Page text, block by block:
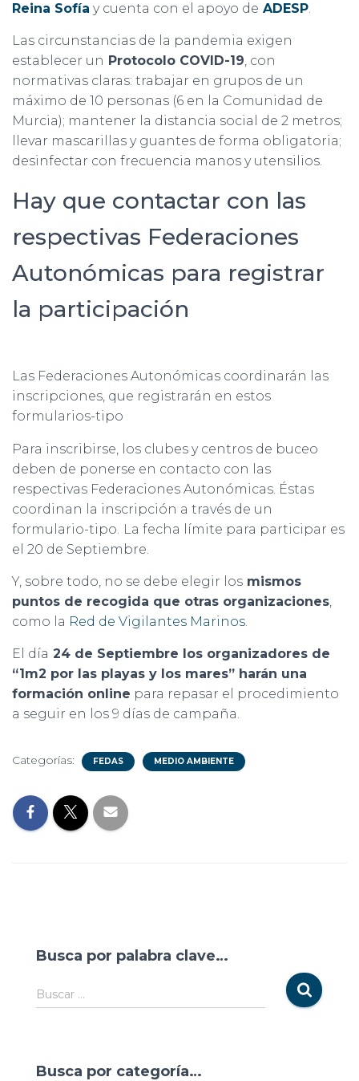
Reina Sofía y cuenta con el apoyo de ADESP.
Las circunstancias de la pandemia exigen
establecer un Protocolo COVID-19, con
normativas claras: trabajar en grupos de un
máximo de 10 personas (6 en la Comunidad de
Murcia); mantener la distancia social de 2 metros;
llevar mascarillas y guantes de forma obligatoria;
desinfectar con frecuencia manos y utensilios.
Hay que contactar con las
respectivas Federaciones
Autonómicas para registrar
la participación
Las Federaciones Autonómicas coordinarán las
inscripciones, que registrarán en estos
formularios-tipo
Para inscribirse, los clubes y centros de buceo
deben de ponerse en contacto con las
respectivas Federaciones Autonómicas. Éstas
coordinan la inscripción a través de un
formulario-tipo. La fecha límite para participar es
el 20 de Septiembre.
Y, sobre todo, no se debe elegir los mismos
puntos de recogida que otras organizaciones,
como la Red de Vigilantes Marinos.
El día 24 de Septiembre los organizadores de
“1m2 por las playas y los mares” harán una
formación online para repasar el procedimiento
a seguir en los 9 días de campaña.
Categorías: FEDAS MEDIO AMBIENTE
Busca por palabra clave…
Buscar …
Busca por categoría…